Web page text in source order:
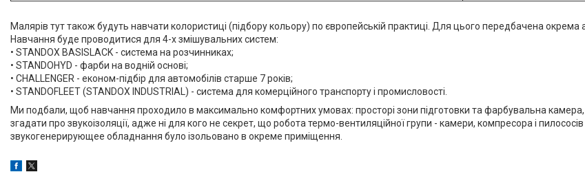
Малярів тут також будуть навчати колористиці (підбору кольору) по європейській практиці. Для цього передбачена
Навчання буде проводитися для 4-х змішувальних систем:
• STANDOX BASISLACK - система на розчинниках;
• STANDOHYD - фарби на водній основі;
• CHALLENGER - економ-підбір для автомобілів старше 7 років;
• STANDOFLEET (STANDOX INDUSTRIAL) - система для комерційного транспорту і промисловості.
Ми подбали, щоб навчання проходило в максимально комфортних умовах: просторі зони підготовки та фарбувальна
згадати про звукоізоляції, адже ні для кого не секрет, що робота термо-вентиляційної групи - камери, компресора і
звукогенерирующее обладнання було ізольовано в окреме приміщення.